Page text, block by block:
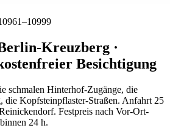
Kreuzberg ·
Besichtigung
schmalen Hinterhof-Zugänge, die
die Kopfsteinpflaster-Straßen. Anfahrt 25
Festpreis nach Vor-Ort-
24 h.